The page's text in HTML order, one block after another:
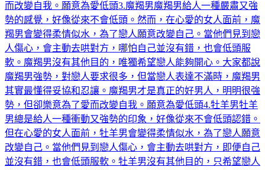
勢的感覺，好像從來不會低頭。然而，在心愛的女人面前，魔
羯男會變得柔情似水，為了戀人願意改變自己。當他們見到戀
人傷心，會主動去哄對方，哪怕自己並沒有錯，也會低頭服
軟。魔羯男沒有其他目的，唯獨希望戀人能夠開心。大家都說
魔羯男強勢，對戀人要求很多，但當戀人表達不滿時，魔羯男
其實最懂得妥協和忍讓。魔羯男才是真正的好男人，明明很強
勢，但卻樂意為了愛而改變自我。願意為愛低頭4.牡羊男牡羊
男總是給人一種衝動又強勢的印象，好像從來不會低頭認錯。
但在心愛的女人面前，牡羊男會變得柔情似水，為了戀人願意
改變自己。當他們見到戀人傷心，會主動去哄對方，即便自己
並沒有錯，也會低頭服軟。牡羊男沒有其他目的，只希望戀人
能夠開心。大家都說牡羊男強勢，對戀人要求很多，但當戀人